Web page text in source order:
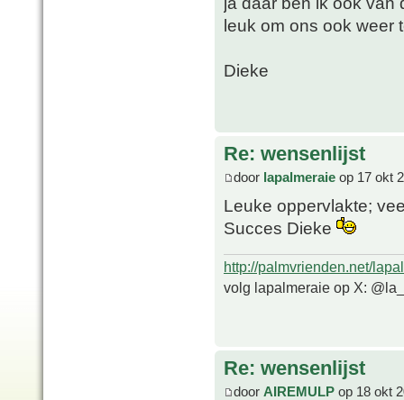
leuk om ons ook weer
Dieke
Re: wensenlijst
door lapalmeraie op 17 okt
Leuke oppervlakte;
Succes Dieke
http://palmvrienden.net/
volg lapalmeraie op X:
Re: wensenlijst
door AIREMULP op 18 okt